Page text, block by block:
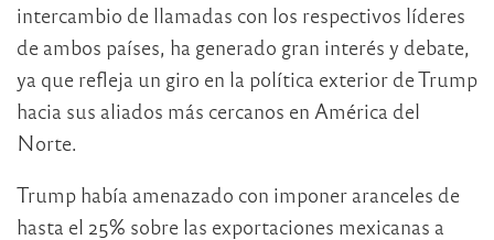
intercambio de llamadas con los respectivos líderes
de ambos países, ha generado gran interés y debate,
ya que refleja un giro en la política exterior de Trump
hacia sus aliados más cercanos en América del
Norte.
Trump había amenazado con imponer aranceles de
hasta el 25% sobre las exportaciones mexicanas a